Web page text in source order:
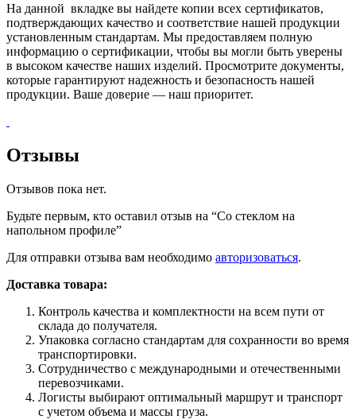
На данной вкладке вы найдете копии всех сертификатов,
подтверждающих качество и соответствие нашей продукции
установленным стандартам. Мы предоставляем полную
информацию о сертификации, чтобы вы могли быть уверены
в высоком качестве наших изделий. Просмотрите документы,
которые гарантируют надежность и безопасность нашей
продукции. Ваше доверие — наш приоритет.
Отзывы
Отзывов пока нет.
Будьте первым, кто оставил отзыв на “Со стеклом на
напольном профиле”
Для отправки отзыва вам необходимо авторизоваться.
Доставка товара:
Контроль качества и комплектности на всем пути от
склада до получателя.
Упаковка согласно стандартам для сохранности во время
транспортировки.
Сотрудничество с международными и отечественными
перевозчиками.
Логисты выбирают оптимальный маршрут и транспорт
с учетом объема и массы груза.